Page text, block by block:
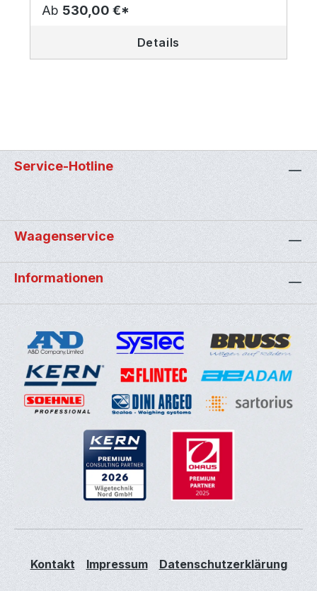
Ab 530,00 €*
Details
Service-Hotline
Waagenservice
Informationen
Kontakt Impressum Datenschutzerklärung